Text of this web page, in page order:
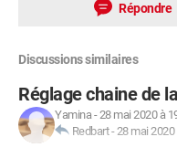
Répondre
Discussions similaires
Réglage chaine de
Yamina-28 mai 2020 à
Redbart-28 mai 2020